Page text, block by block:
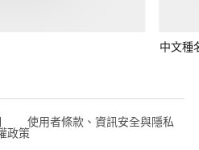
中文種
使用者條款、資訊安全與隱私
政策